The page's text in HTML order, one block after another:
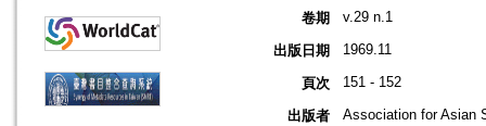
卷期 v.29 n.1
出版日期 1969.11
頁次 151 - 152
出版者 Association for Asian